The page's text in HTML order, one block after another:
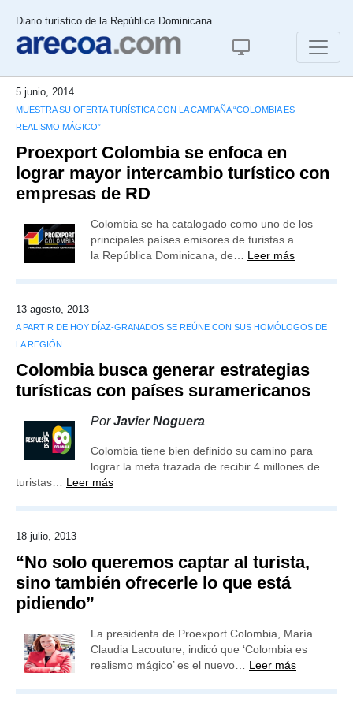
Diario turístico de la República Dominicana
5 junio, 2014
MUESTRA SU OFERTA TURÍSTICA CON LA CAMPAÑA “COLOMBIA ES
REALISMO MÁGICO”
Proexport Colombia se enfoca en
lograr mayor intercambio turístico con
empresas de RD
Colombia se ha catalogado como uno de los
principales países emisores de turistas a
la República Dominicana, de… Leer más
13 agosto, 2013
A PARTIR DE HOY DÍAZ-GRANADOS SE REÚNE CON SUS HOMÓLOGOS DE
LA REGIÓN
Colombia busca generar estrategias
turísticas con países suramericanos
PorJavier Noguera
Colombia tiene bien definido su camino para
lograr la meta trazada de recibir 4 millones de
turistas… Leer más
18 julio, 2013
“No solo queremos captar al turista,
sino también ofrecerle lo que está
pidiendo”
La presidenta de Proexport Colombia, María
Claudia Lacouture, indicó que ‘Colombia es
realismo mágico’ es el nuevo… Leer más